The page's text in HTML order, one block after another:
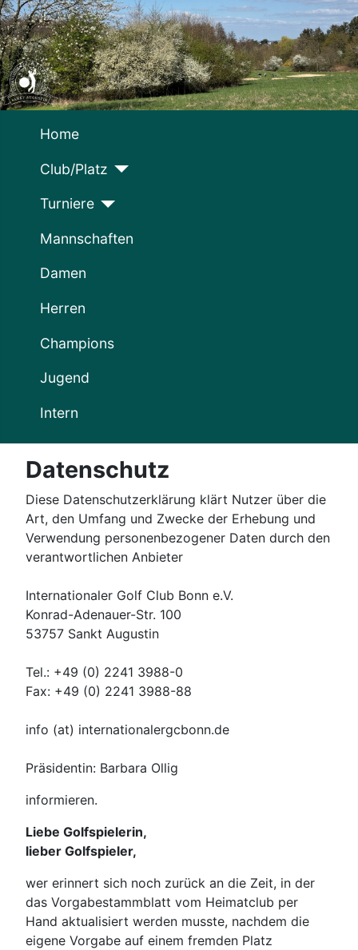
Home
Club/Platz
Turniere
Mannschaften
Damen
Herren
Champions
Jugend
Intern
Datenschutz
Diese Datenschutzerklärung klärt Nutzer über die
Art, den Umfang und Zwecke der Erhebung und
Verwendung personenbezogener Daten durch den
verantwortlichen Anbieter
Internationaler Golf Club Bonn e.V.
Konrad-Adenauer-Str. 100
53757 Sankt Augustin
Tel.: +49 (0) 2241 3988-0
Fax: +49 (0) 2241 3988-88
info (at) internationalergcbonn.de
Präsidentin: Barbara Ollig
informieren.
Liebe Golfspielerin,
lieber Golfspieler,
wer erinnert sich noch zurück an die Zeit, in der
das Vorgabestammblatt vom Heimatclub per
Hand aktualisiert werden musste, nachdem die
eigene Vorgabe auf einem fremden Platz